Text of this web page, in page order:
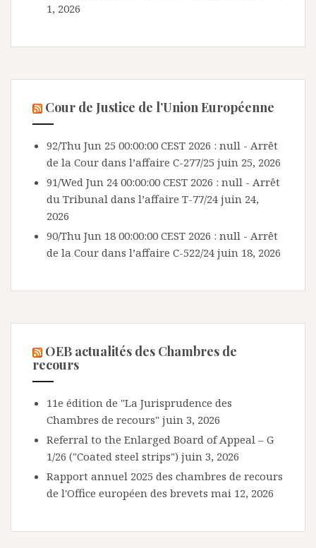
1, 2026
Cour de Justice de l’Union Européenne
92/Thu Jun 25 00:00:00 CEST 2026 : null - Arrêt
de la Cour dans l’affaire C-277/25 juin 25, 2026
91/Wed Jun 24 00:00:00 CEST 2026 : null - Arrêt
du Tribunal dans l’affaire T-77/24 juin 24,
2026
90/Thu Jun 18 00:00:00 CEST 2026 : null - Arrêt
de la Cour dans l’affaire C-522/24 juin 18, 2026
OEB actualités des Chambres de
recours
11e édition de "La Jurisprudence des
Chambres de recours" juin 3, 2026
Referral to the Enlarged Board of Appeal – G
1/26 ("Coated steel strips") juin 3, 2026
Rapport annuel 2025 des chambres de recours
de l'Office européen des brevets mai 12, 2026